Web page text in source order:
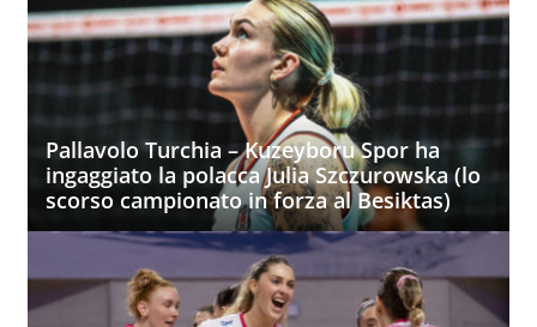
Pallavolo Turchia – Kuzeyboru Spor ha
ingaggiato la polacca Julia Szczurowska (lo
scorso campionato in forza al Besiktas)